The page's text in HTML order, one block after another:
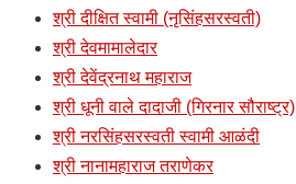
श्री दीक्षित स्वामी (नृसिंहसरस्वती)
श्री देवमामालेदार
श्री देवेंद्रनाथ महाराज
श्री धूनी वाले दादाजी (गिरनार सौराष्ट्र)
श्री नरसिंहसरस्वती स्वामी आळंदी
श्री नानामहाराज तराणेकर